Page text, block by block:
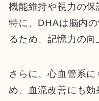
機能維持や視力の保
特に、DHAは脳内
るため、記憶力の向
さらに、心血管系
め、血流改善にも効